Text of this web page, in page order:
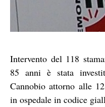
Intervento del 118
85 anni è stata
Cannobio attorno alle
in ospedale in codice